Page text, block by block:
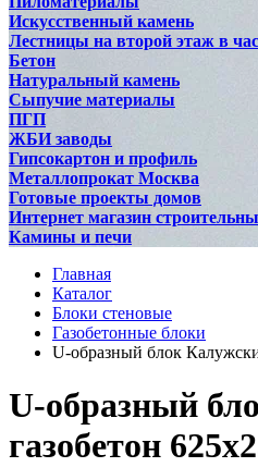
Искусственный камень
Лестницы на второй этаж в
Бетон
Натуральный камень
Сыпучие материалы
ПГП
ЖБИ заводы
Гипсокартон и профиль
Металлопрокат Москва
Готовые проекты домов
Интернет магазин
Камины и печи
Главная
Каталог
Блоки стеновые
Газобетонные блоки
U-образный блок
U-образный
газобетон